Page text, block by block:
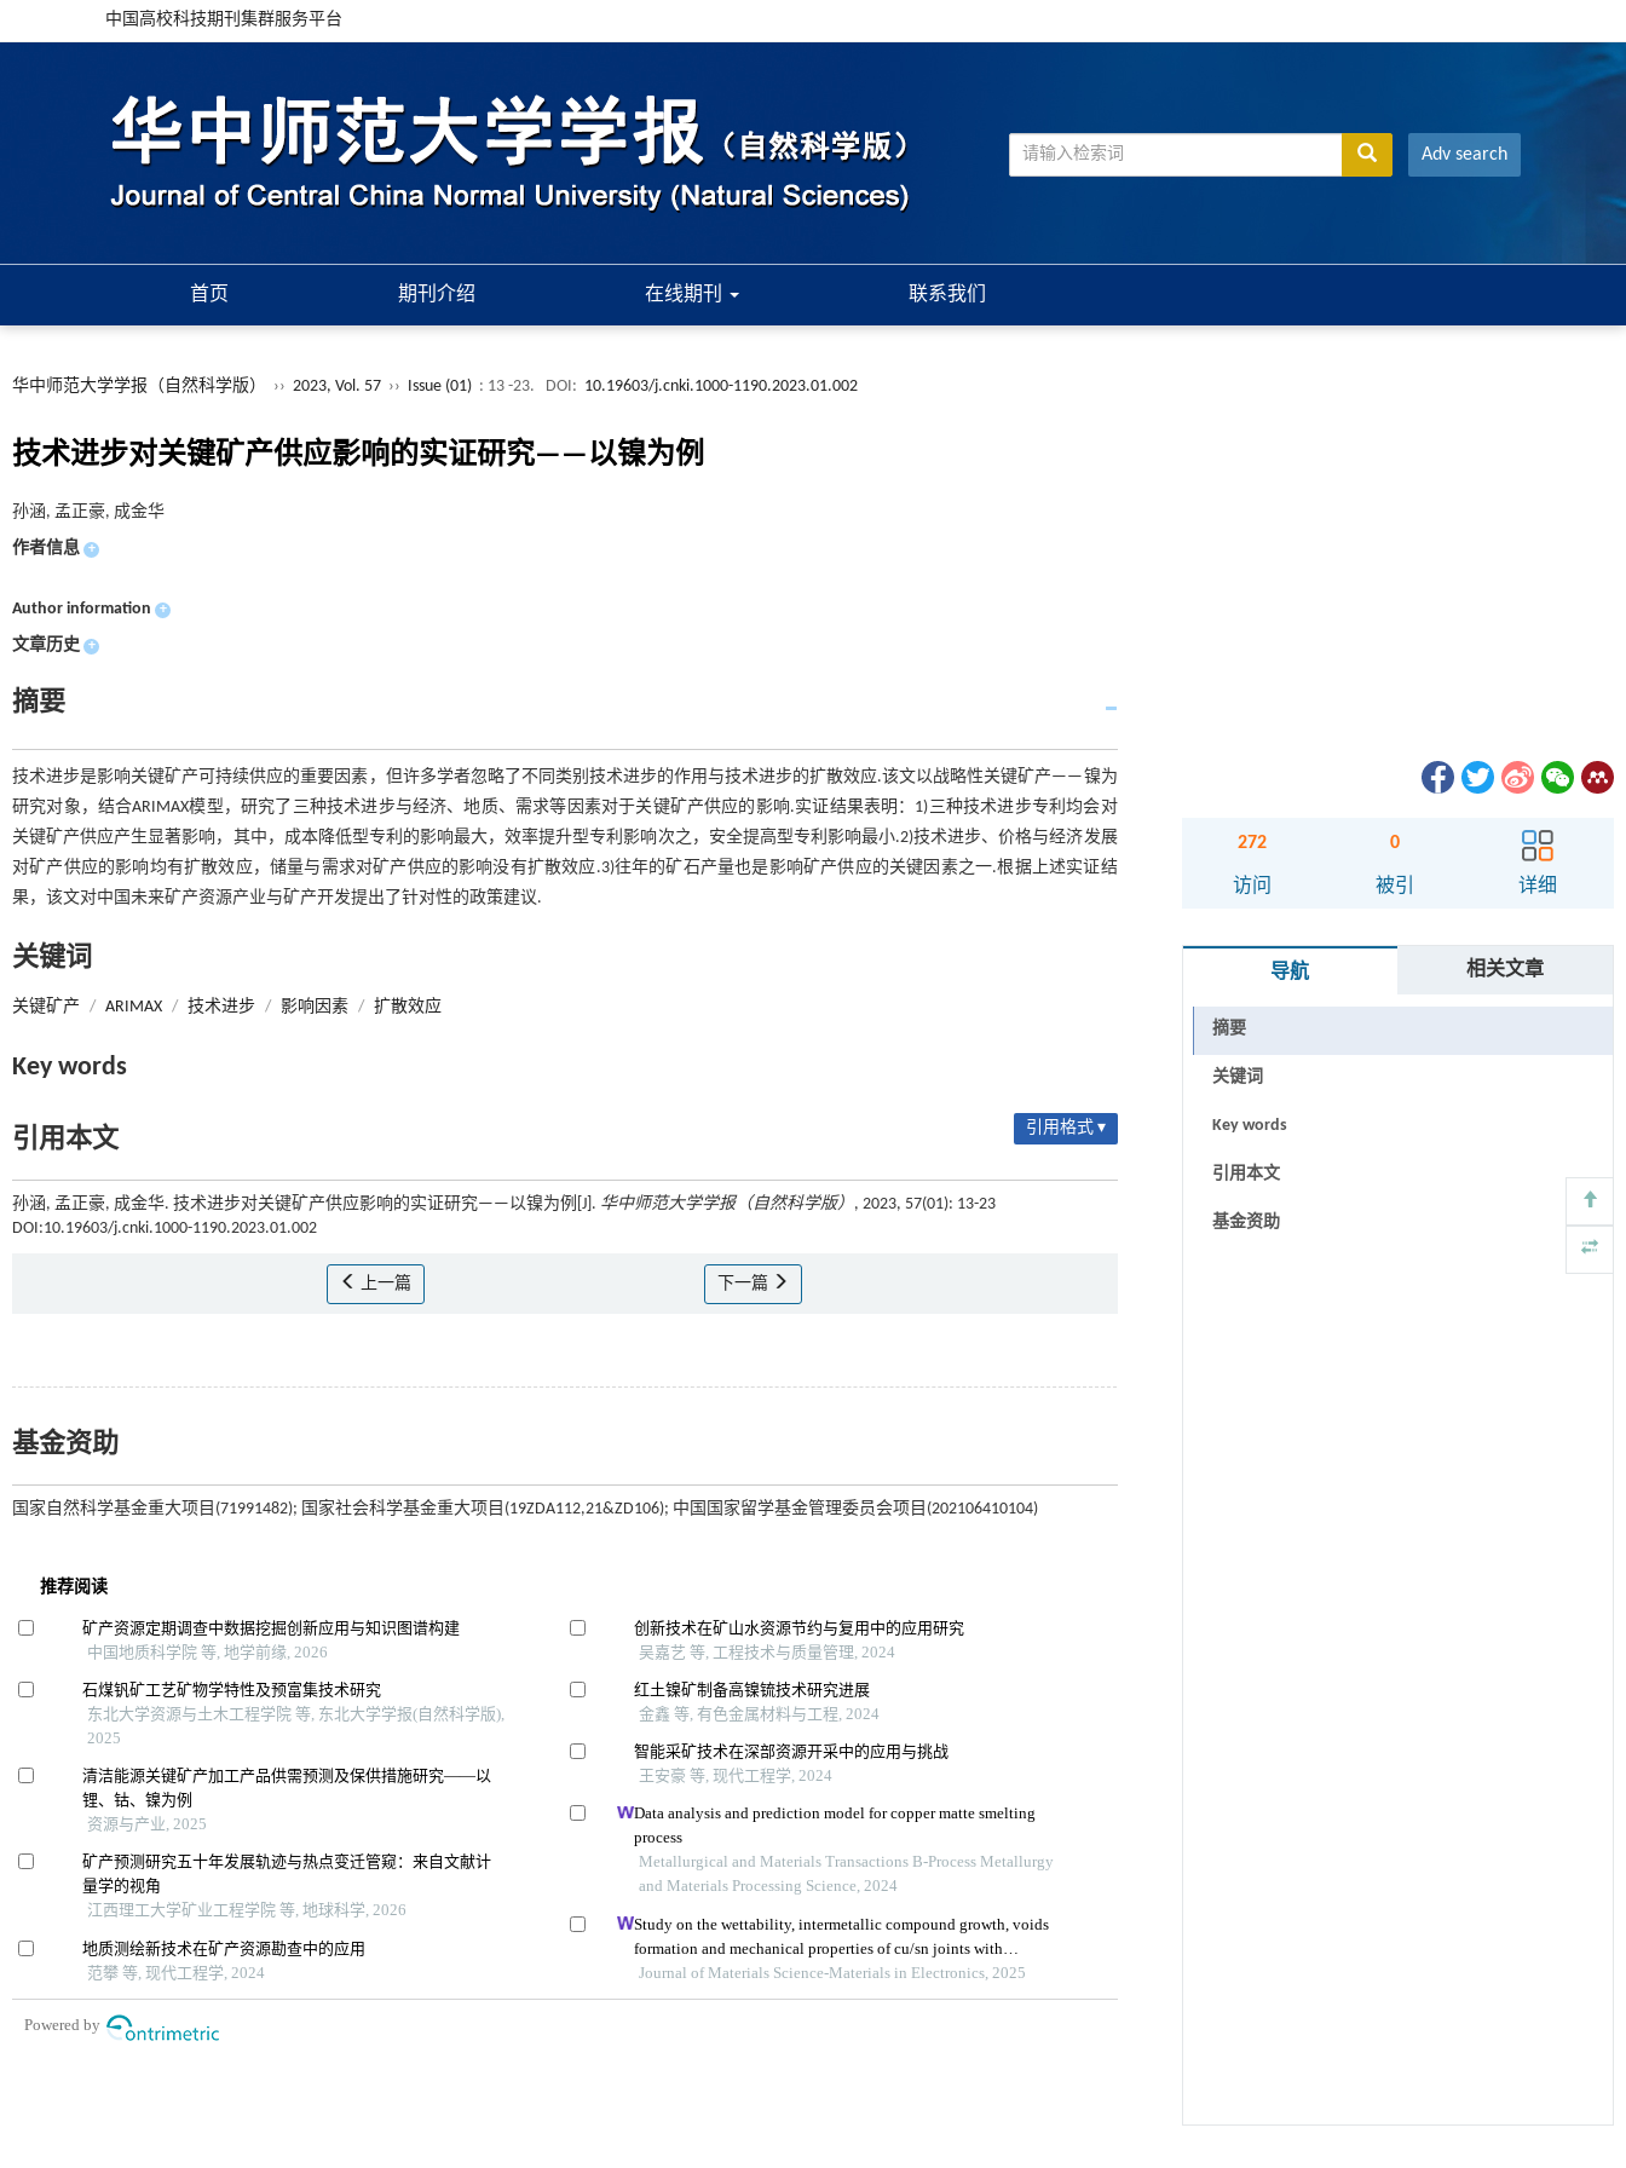
中国高校科技期刊集群服务平台
Adv search
首页 期刊介绍 在线期刊 联系我们
华中师范大学学报（自然科学版） ›› 2023, Vol. 57 ›› Issue (01) : 13 -23. DOI: 10.19603/j.cnki.1000-1190.2023.01.002
技术进步对关键矿产供应影响的实证研究——以镍为例
孙涵, 孟正豪, 成金华
作者信息 +
Author information +
文章历史 +
摘要
技术进步是影响关键矿产可持续供应的重要因素，但许多学者忽略了不同类别技术进步的作用与技术进步的扩散效应.该文以战略性关键矿产——镍为
研究对象，结合ARIMAX模型，研究了三种技术进步与经济、地质、需求等因素对于关键矿产供应的影响.实证结果表明：1)三种技术进步专利均会对
关键矿产供应产生显著影响，其中，成本降低型专利的影响最大，效率提升型专利影响次之，安全提高型专利影响最小.2)技术进步、价格与经济发展
对矿产供应的影响均有扩散效应，储量与需求对矿产供应的影响没有扩散效应.3)往年的矿石产量也是影响矿产供应的关键因素之一.根据上述实证结
果，该文对中国未来矿产资源产业与矿产开发提出了针对性的政策建议.
关键词
关键矿产 / ARIMAX / 技术进步 / 影响因素 / 扩散效应
Key words
引用本文 引用格式 ▾
孙涵, 孟正豪, 成金华. 技术进步对关键矿产供应影响的实证研究——以镍为例[J]. 华中师范大学学报（自然科学版） , 2023, 57(01): 13-23
DOI:10.19603/j.cnki.1000-1190.2023.01.002
上一篇 下一篇
基金资助
国家自然科学基金重大项目(71991482); 国家社会科学基金重大项目(19ZDA112,21&ZD106); 中国国家留学基金管理委员会项目(202106410104)
272
访问
0
被引 详细
导航 相关文章
摘要
关键词
Key words
引用本文
基金资助